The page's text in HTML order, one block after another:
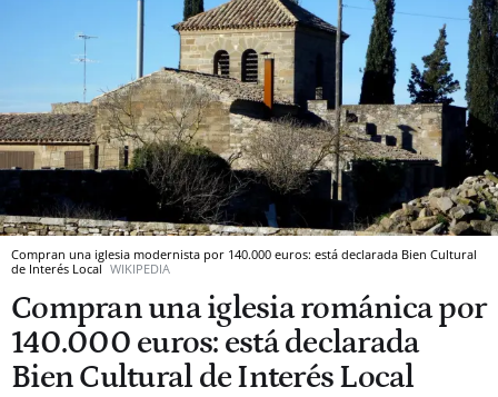
Compran una iglesia modernista por 140.000 euros: está declarada Bien Cultural
de Interés Local WIKIPEDIA
Compran una iglesia románica por
140.000 euros: está declarada
Bien Cultural de Interés Local